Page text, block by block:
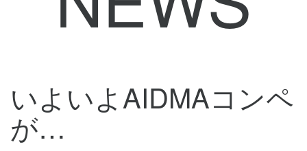
いよいよAIDMAコンペ
が…